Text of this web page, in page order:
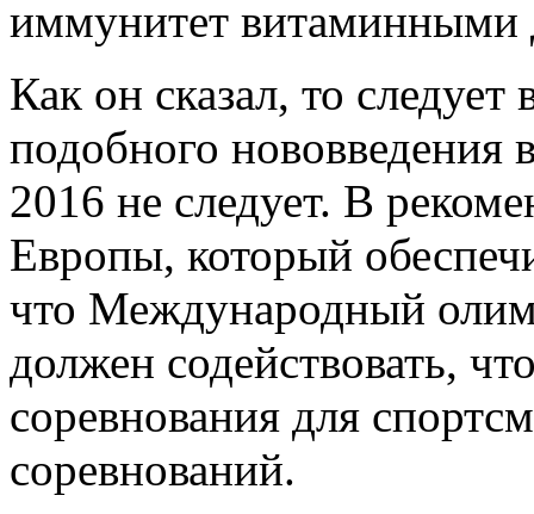
иммунитет витаминными
Как он сказал, то
подобного
2016 не следует. В
Европы, который
что Международный
должен содействовать,
соревнования для
соревнований.